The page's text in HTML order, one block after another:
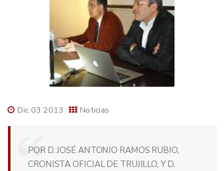
Dic 03 2013 Noticias
POR D. JOSÉ ANTONIO RAMOS RUBIO,
CRONISTA OFICIAL DE TRUJILLO, Y D.